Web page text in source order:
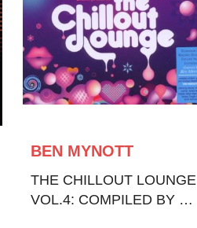
BEN MYNOTT
THE CHILLOUT LOUNGE
VOL.4: COMPILED BY DJ